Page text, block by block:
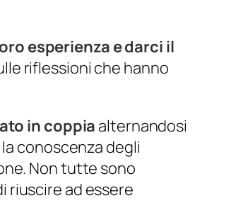
esperienza e darci il
riflessioni che hanno
in coppiaalternandosi
conoscenza degli
Non tutte sono
riuscire ad essere